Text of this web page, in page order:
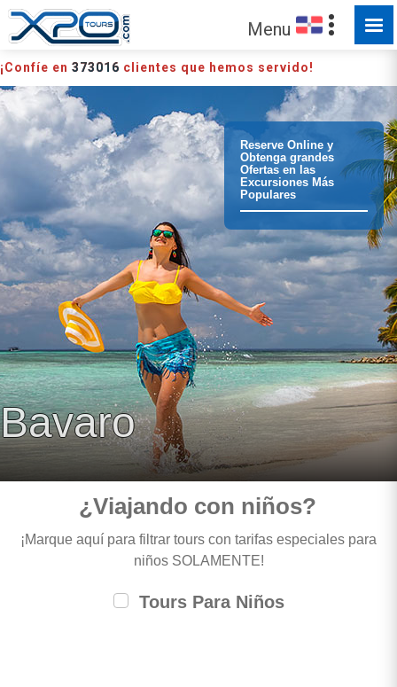
Menu
¡Confíe en 373016 clientes que hemos servido!
HECHO PARA SER EXPLORADO
Reserve Online y
Obtenga grandes
Ofertas en las
Excursiones Más
Populares
Bavaro
¿Viajando con niños?
¡Marque aquí para filtrar tours con tarifas especiales para
niños SOLAMENTE!
Tours Para Niños